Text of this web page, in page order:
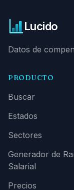
Lucido
Datos de
PRODUCTO
Buscar
Estados
Sectores
Generador de
Salarial
Precios